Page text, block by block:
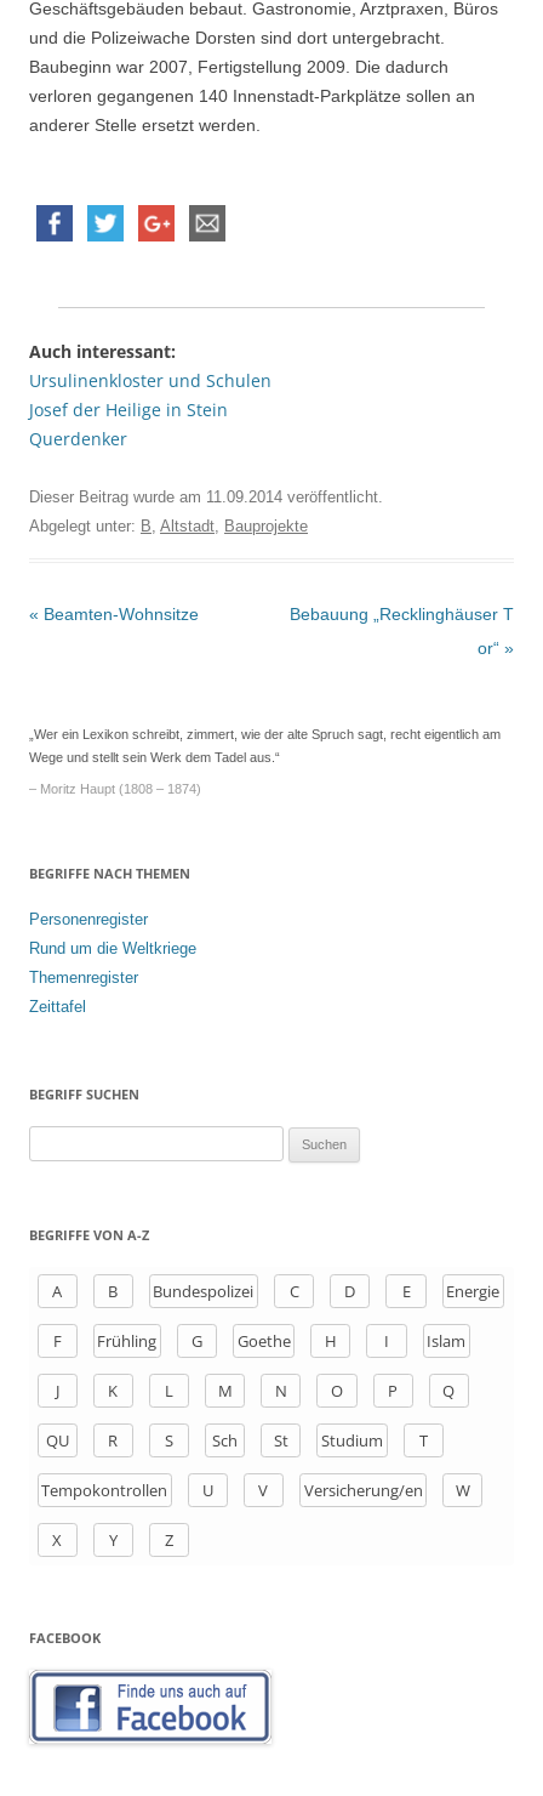
Geschäftsgebäuden bebaut. Gastronomie, Arztpraxen, Büros
und die Polizeiwache Dorsten sind dort untergebracht.
Baubeginn war 2007, Fertigstellung 2009. Die dadurch
verloren gegangenen 140 Innenstadt-Parkplätze sollen an
anderer Stelle ersetzt werden.
Auch interessant:
Ursulinenkloster und Schulen
Josef der Heilige in Stein
Querdenker
Dieser Beitrag wurde am 11.09.2014 veröffentlicht.
Abgelegt unter: B Altstadt Bauprojekte
Beitrags-
« Beamten-Wohnsitze
Bebauung „Recklinghäuser T
or“ »
„Wer ein Lexikon schreibt, zimmert, wie der alte Spruch sagt, recht eigentlich am
Wege und stellt sein Werk dem Tadel aus.“
– Moritz Haupt (1808 – 1874)
BEGRIFFE NACH THEMEN
Personenregister
Rund um die Weltkriege
Themenregister
Zeittafel
BEGRIFF SUCHEN
h
BEGRIFFE VON A-Z
A B Bundespolizei C D E Energie
F Frühling G Goethe H I Islam
J K L M N O P Q
QU R S Sch St Studium T
Tempokontrollen U V Versicherung/en W
X Y Z
FACEBOOK